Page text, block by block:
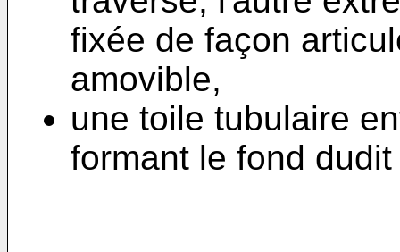
fixée de façon
amovible,
une toile tubulaire
formant le fond